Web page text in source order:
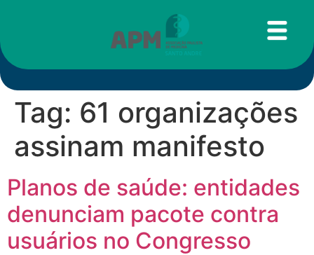
Tag: 61 organizações
assinam manifesto
Planos de saúde: entidades
denunciam pacote contra
usuários no Congresso